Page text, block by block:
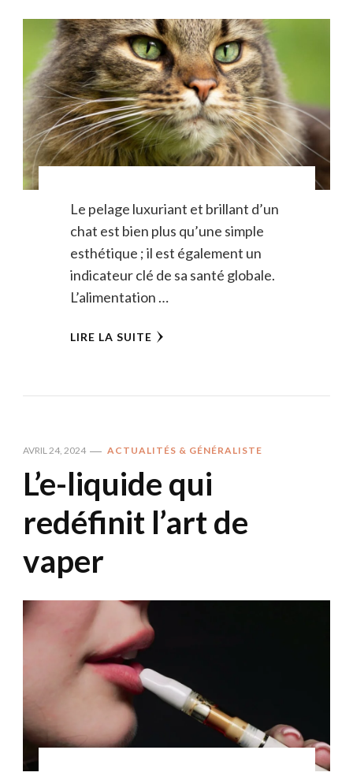
Le pelage luxuriant et brillant d’un
chat est bien plus qu’une simple
esthétique ; il est également un
indicateur clé de sa santé globale.
L’alimentation …
LIRE LA SUITE
AVRIL 24, 2024 ACTUALITÉS & GÉNÉRALISTE
L’e-liquide qui
redéfinit l’art de
vaper